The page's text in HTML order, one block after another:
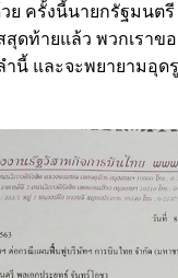
ย ครั้งนี้นายกรัฐมนตรี
สุดท้ายแล้ว พวกเราข
ำนี้ และจะพยายามอุด